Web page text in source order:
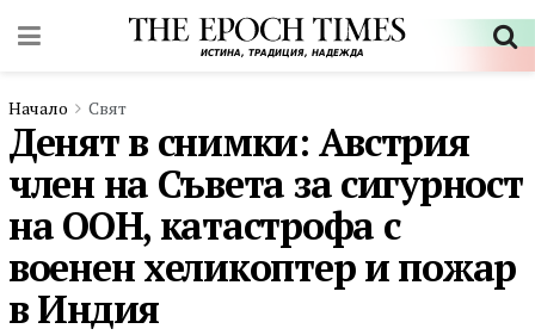
Начало Свят
Денят в снимки: Австрия
член на Съвета за сигурност
на ООН, катастрофа с
военен хеликоптер и пожар
в Индия